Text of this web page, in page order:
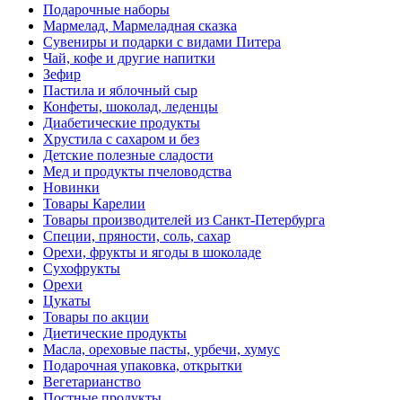
Подарочные наборы
Мармелад, Мармеладная сказка
Сувениры и подарки с видами Питера
Чай, кофе и другие напитки
Зефир
Пастила и яблочный сыр
Конфеты, шоколад, леденцы
Диабетические продукты
Хрустила с сахаром и без
Детские полезные сладости
Мед и продукты пчеловодства
Новинки
Товары Карелии
Товары производителей из Санкт-Петербурга
Специи, пряности, соль, сахар
Орехи, фрукты и ягоды в шоколаде
Сухофрукты
Орехи
Цукаты
Товары по акции
Диетические продукты
Масла, ореховые пасты, урбечи, хумус
Подарочная упаковка, открытки
Вегетарианство